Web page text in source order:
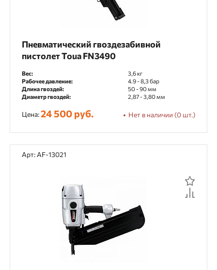
Пневматический гвоздезабивной
пистолет Toua FN3490
Вес:
3,6 кг
Рабочее давление:
4.9 - 8,3 бар
Длина гвоздей:
50 - 90 мм
Диаметр гвоздей:
2,87 - 3,80 мм
Цена:24 500 руб. Нет в наличии (0 шт.)
Арт: AF-13021